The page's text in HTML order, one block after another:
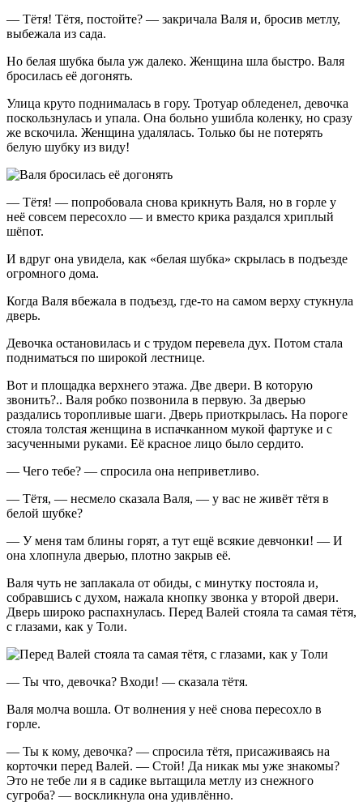
— Тётя! Тётя, постойте? — закричала Валя и, бросив метлу,
выбежала из сада.
Но белая шубка была уж далеко. Женщина шла быстро. Валя
бросилась её догонять.
Улица круто поднималась в гору. Тротуар обледенел, девочка
поскользнулась и упала. Она больно ушибла коленку, но сразу
же вскочила. Женщина удалялась. Только бы не потерять
белую шубку из виду!
— Тётя! — попробовала снова крикнуть Валя, но в горле у
неё совсем пересохло — и вместо крика раздался хриплый
шёпот.
И вдруг она увидела, как «белая шубка» скрылась в подъезде
огромного дома.
Когда Валя вбежала в подъезд, где-то на самом верху стукнула
дверь.
Девочка остановилась и с трудом перевела дух. Потом стала
подниматься по широкой лестнице.
Вот и площадка верхнего этажа. Две двери. В которую
звонить?.. Валя робко позвонила в первую. За дверью
раздались торопливые шаги. Дверь приоткрылась. На пороге
стояла толстая женщина в испачканном мукой фартуке и с
засученными руками. Её красное лицо было сердито.
— Чего тебе? — спросила она неприветливо.
— Тётя, — несмело сказала Валя, — у вас не живёт тётя в
белой шубке?
— У меня там блины горят, а тут ещё всякие девчонки! — И
она хлопнула дверью, плотно закрыв её.
Валя чуть не заплакала от обиды, с минутку постояла и,
собравшись с духом, нажала кнопку звонка у второй двери.
Дверь широко распахнулась. Перед Валей стояла та самая тётя,
с глазами, как у Толи.
— Ты что, девочка? Входи! — сказала тётя.
Валя молча вошла. От волнения у неё снова пересохло в
горле.
— Ты к кому, девочка? — спросила тётя, присаживаясь на
корточки перед Валей. — Стой! Да никак мы уже знакомы?
Это не тебе ли я в садике вытащила метлу из снежного
сугроба? — воскликнула она удивлённо.